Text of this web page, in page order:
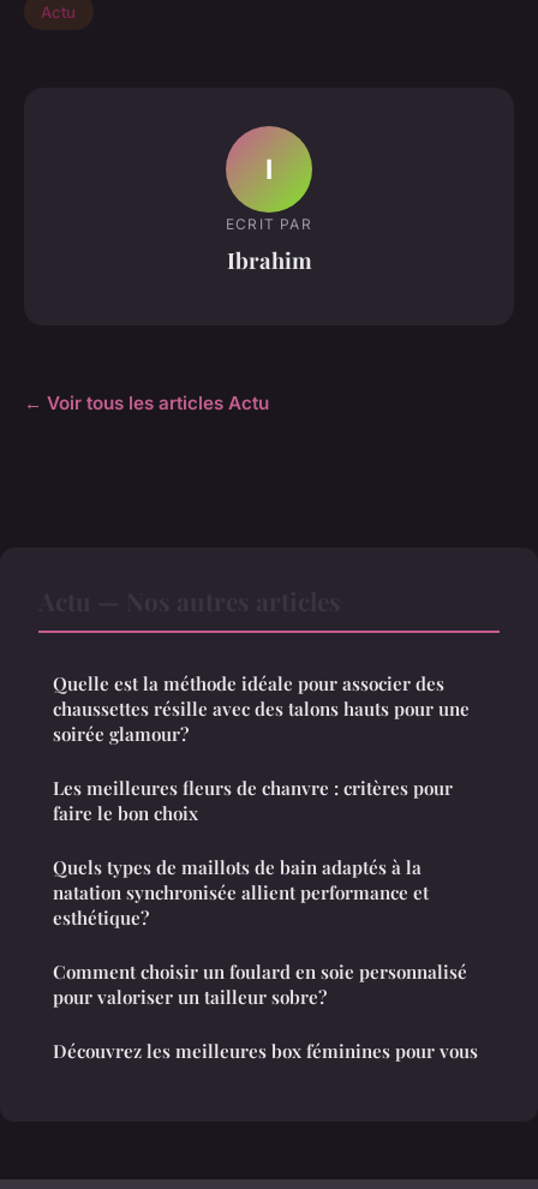
Actu
I
ECRIT PAR
Ibrahim
← Voir tous les articles Actu
Quelle est la méthode idéale pour associer des
chaussettes résille avec des talons hauts pour une
soirée glamour?
Les meilleures fleurs de chanvre : critères pour
faire le bon choix
Quels types de maillots de bain adaptés à la
natation synchronisée allient performance et
esthétique?
Comment choisir un foulard en soie personnalisé
pour valoriser un tailleur sobre?
Découvrez les meilleures box féminines pour vous